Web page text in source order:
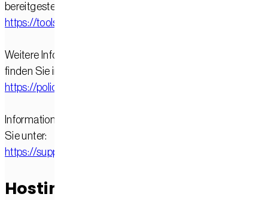
bereitgestellte Browser-Add-on installieren:
https://tools.google.com/dlpage/gaoptout
Weitere Informationen zur Datenverarbeitung durch
finden Sie in der Datenschutzerklärung von Google:
https://policies.google.com/privacy
Informationen zu Google Analytics und Datenschutz finden
Sie unter:
https://support.google.com/analytics/answer/6004245
Hosting